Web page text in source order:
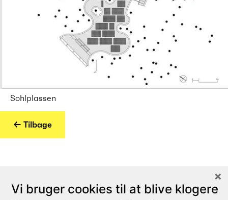
Sohlplassen
← Tilbage
Vi bruger cookies til at blive klogere